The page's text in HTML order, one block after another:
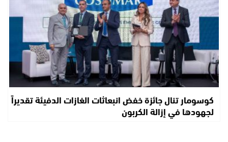
كوسومار تنال جائزة خفض انبعاثات الغازات الدفيئة تقديراً
لجهودها في إزالة الكربون